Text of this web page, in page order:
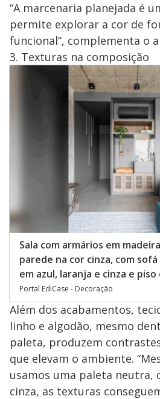
“A marcenaria planejada é
permite explorar a cor de
funcional”, complementa o
3. Texturas na composição
Sala com armários em
parede na cor cinza, com
em azul, laranja e cinza e piso
Portal EdiCase - Decoração
Além dos acabamentos,
linho e algodão, mesmo
paleta, produzem
que elevam o ambiente.
usamos uma paleta neutra,
cinza, as texturas